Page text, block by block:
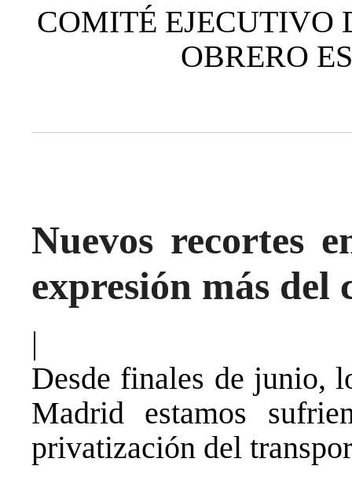
COMITÉ EJECUTIVO
OBRERO
Nuevos recortes
expresión más del
|
Desde finales de junio,
Madrid estamos
privatización del